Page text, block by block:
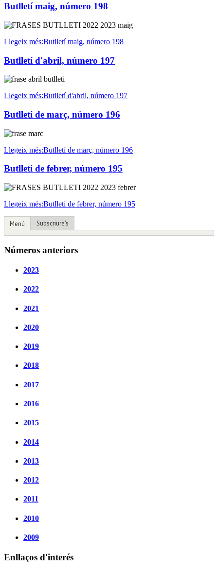
Butlletí maig, número 198
Llegeix més:Butlletí maig, número 198
Butlletí d'abril, número 197
Llegeix més:Butlletí d'abril, número 197
Butlletí de març, número 196
Llegeix més:Butlletí de març, número 196
Butlletí de febrer, número 195
Llegeix més:Butlletí de febrer, número 195
Menú Subscriure's
Números anteriors
2023
2022
2021
2020
2019
2018
2017
2016
2015
2014
2013
2012
2011
2010
2009
Enllaços d'interés